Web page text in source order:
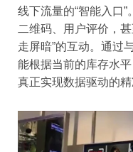
线下流量的“智能入口
二维码、用户评价，
走屏暗”的互动。通过
能根据当前的库存水
真正实现数据驱动的精